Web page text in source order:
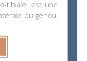
tibiale, est une
du genou,